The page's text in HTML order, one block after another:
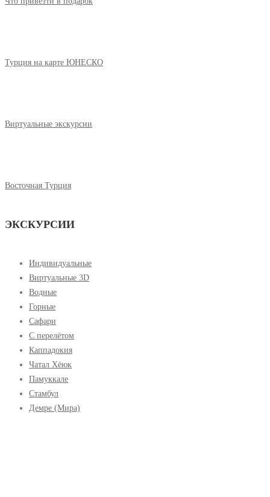
Турция на карте ЮНЕСКО
Виртуальные экскурсии
Восточная Турция
ЭКСКУРСИИ
Индивидуальные
Виртуальные 3D
Водные
Горные
Сафари
С перелётом
Каппадокия
Чатал Хёюк
Памуккале
Стамбул
Демре (Мира)